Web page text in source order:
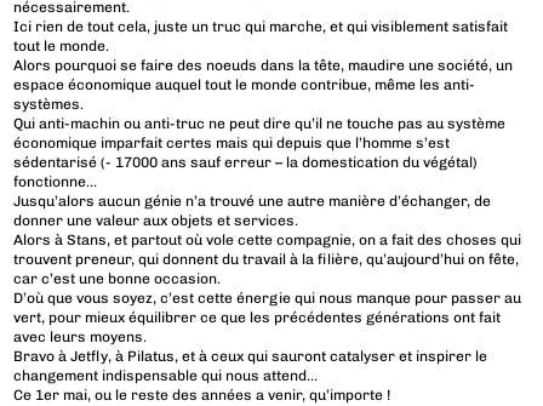
nécessairement.
Ici rien de tout cela, juste un truc qui marche, et qui visiblement satisfait
tout le monde.
Alors pourquoi se faire des noeuds dans la tête, maudire une société, un
espace économique auquel tout le monde contribue, même les anti-
systèmes.
Qui anti-machin ou anti-truc ne peut dire qu’il ne touche pas au système
économique imparfait certes mais qui depuis que l’homme s’est
sédentarisé (- 17000 ans sauf erreur – la domestication du végétal)
fonctionne…
Jusqu’alors aucun génie n’a trouvé une autre manière d’échanger, de
donner une valeur aux objets et services.
Alors à Stans, et partout où vole cette compagnie, on a fait des choses qui
trouvent preneur, qui donnent du travail à la filière, qu’aujourd’hui on fête,
car c’est une bonne occasion.
D’où que vous soyez, c’est cette énergie qui nous manque pour passer au
vert, pour mieux équilibrer ce que les précédentes générations ont fait
avec leurs moyens.
Bravo à Jetfly, à Pilatus, et à ceux qui sauront catalyser et inspirer le
changement indispensable qui nous attend…
Ce 1er mai, ou le reste des années a venir, qu’importe !